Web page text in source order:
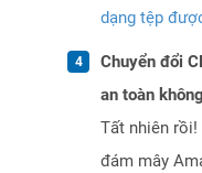
dạng tệp
Chuyển đổi
an toàn
Tất nhiên
đám mây